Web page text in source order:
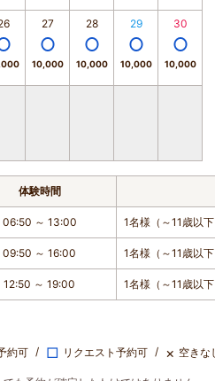
27
10,000
28
10,000
29
10,000
30
10,000
体験時間
06:50 ～ 13:00 1名様（～11歳以下
09:50 ～ 16:00 1名様（～11歳以下
12:50 ～ 19:00 1名様（～11歳以下
約可 □ リクエスト予約可 × 空きな